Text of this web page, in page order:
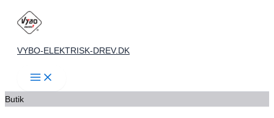
indholdet
VYBO-ELEKTRISK-DREV.DK
Butik